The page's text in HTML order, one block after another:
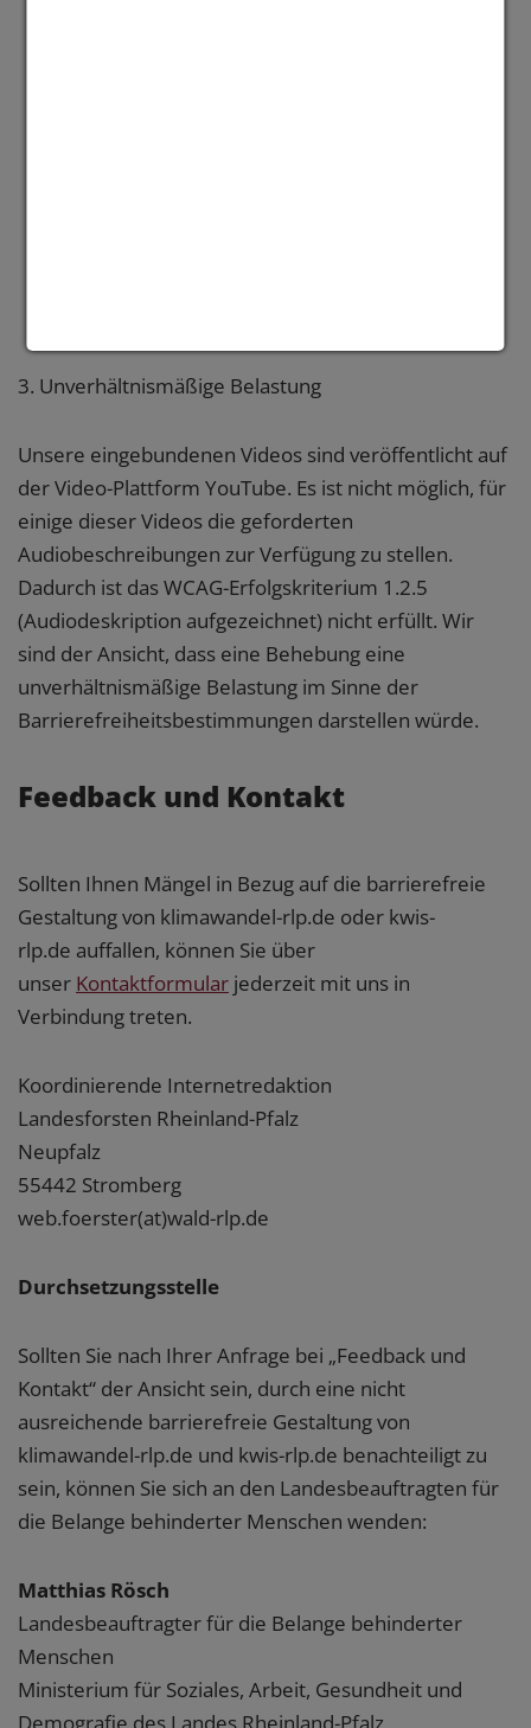
3. Unverhältnismäßige Belastung
Unsere eingebundenen Videos sind veröffentlicht auf
der Video-Plattform YouTube. Es ist nicht möglich, für
einige dieser Videos die geforderten
Audiobeschreibungen zur Verfügung zu stellen.
Dadurch ist das WCAG-Erfolgskriterium 1.2.5
(Audiodeskription aufgezeichnet) nicht erfüllt. Wir
sind der Ansicht, dass eine Behebung eine
unverhältnismäßige Belastung im Sinne der
Barrierefreiheitsbestimmungen darstellen würde.
Feedback und Kontakt
Sollten Ihnen Mängel in Bezug auf die barrierefreie
Gestaltung von klimawandel-rlp.de oder kwis-
rlp.de auffallen, können Sie über
unser Kontaktformular jederzeit mit uns in
Verbindung treten.
Koordinierende Internetredaktion
Landesforsten Rheinland-Pfalz
Neupfalz
55442 Stromberg
web.foerster(at)wald-rlp.de
Durchsetzungsstelle
Sollten Sie nach Ihrer Anfrage bei „Feedback und
Kontakt“ der Ansicht sein, durch eine nicht
ausreichende barrierefreie Gestaltung von
klimawandel-rlp.de und kwis-rlp.de benachteiligt zu
sein, können Sie sich an den Landesbeauftragten für
die Belange behinderter Menschen wenden:
Matthias Rösch
Landesbeauftragter für die Belange behinderter
Menschen
Ministerium für Soziales, Arbeit, Gesundheit und